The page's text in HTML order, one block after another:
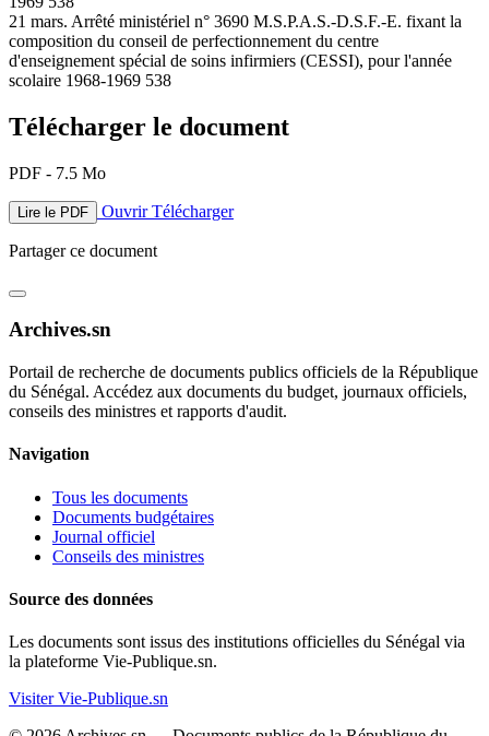
21 mars. Arrêté ministériel n° 3690 M.S.P.A.S.-D.S.F.-E. fixant la
composition du conseil de perfectionnement du centre
d'enseignement spécial de soins infirmiers (CESSI), pour l'année
scolaire 1968-1969 538
Télécharger le document
PDF - 7.5 Mo
Lire le PDF OuvrirTélécharger
Partager ce document
Archives.sn
Portail de recherche de documents publics officiels de la République
du Sénégal. Accédez aux documents du budget, journaux officiels,
conseils des ministres et rapports d'audit.
Navigation
Tous les documents
Documents budgétaires
Journal officiel
Conseils des ministres
Source des données
Les documents sont issus des institutions officielles du Sénégal via
la plateforme Vie-Publique.sn.
Visiter Vie-Publique.sn